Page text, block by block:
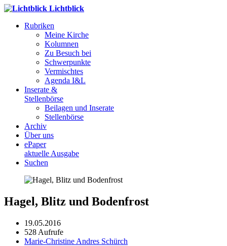
Lichtblick
Rubriken
Meine Kirche
Kolumnen
Zu Besuch bei
Schwerpunkte
Vermischtes
Agenda I&L
Inserate &
Stellenbörse
Beilagen und Inserate
Stellenbörse
Archiv
Über uns
ePaper
aktuelle Ausgabe
Suchen
Hagel, Blitz und Bodenfrost
19.05.2016
528 Aufrufe
Marie-Christine Andres Schürch